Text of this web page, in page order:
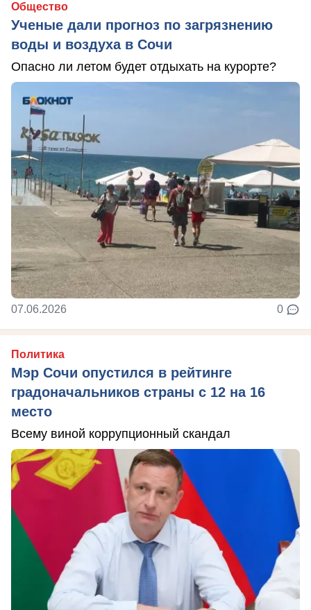
Общество
Ученые дали прогноз по загрязнению
воды и воздуха в Сочи
Опасно ли летом будет отдыхать на курорте?
07.06.2026 0
Политика
Мэр Сочи опустился в рейтинге
градоначальников страны с 12 на 16
место
Всему виной коррупционный скандал